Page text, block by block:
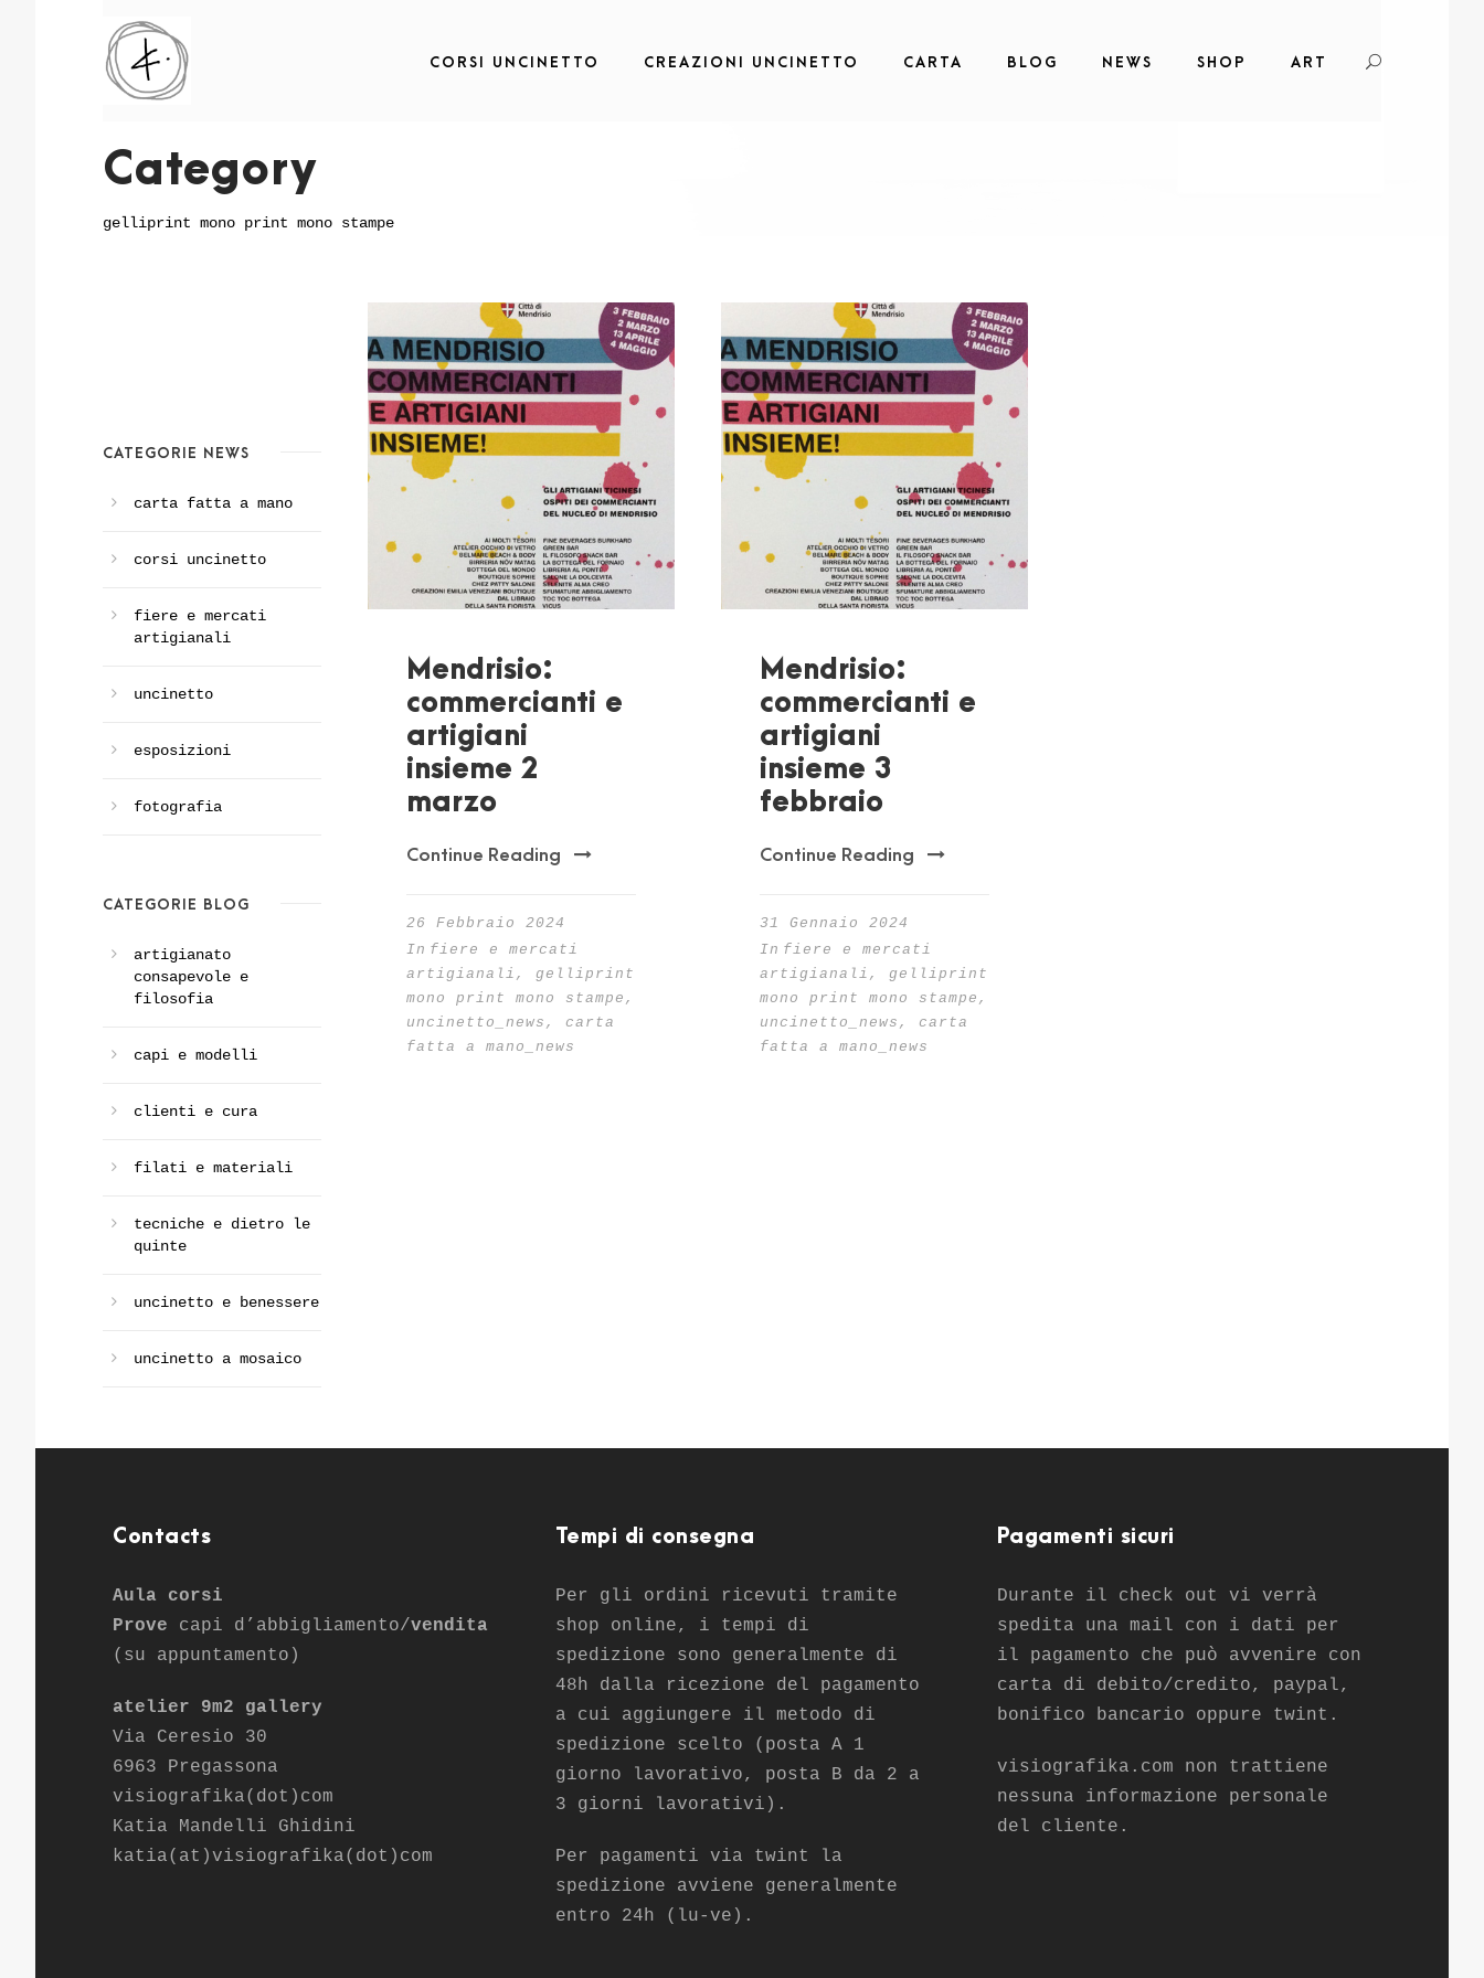
CORSI UNCINETTO CREAZIONI UNCINETTO CARTA BLOG NEWS SHOP ART
Category
gelliprint mono print mono stampe
Mendrisio:
commercianti e
artigiani
insieme 2
marzo
Continue Reading
26 Febbraio 2024
In fiere e mercati
artigianali ,
gelliprint
mono print mono stampe ,
uncinetto_news ,
carta
fatta a mano_news
Mendrisio:
commercianti e
artigiani
insieme 3
febbraio
Continue Reading
31 Gennaio 2024
In fiere e mercati
artigianali ,
gelliprint
mono print mono stampe ,
uncinetto_news ,
carta
fatta a mano_news
CATEGORIE NEWS
carta fatta a mano
corsi uncinetto
fiere e mercati
artigianali
uncinetto
esposizioni
fotografia
CATEGORIE BLOG
artigianato
consapevole e
filosofia
capi e modelli
clienti e cura
filati e materiali
tecniche e dietro le
quinte
uncinetto e benessere
uncinetto a mosaico
Contacts
Aula corsi
Prove capi d’abbigliamento/vendita
(su appuntamento)
atelier 9m2 gallery
Via Ceresio 30
6963 Pregassona
visiografika(dot)com
Katia Mandelli Ghidini
katia(at)visiografika(dot)com
Tempi di consegna
Per gli ordini ricevuti tramite
shop online, i tempi di
spedizione sono generalmente di
48h dalla ricezione del pagamento
a cui aggiungere il metodo di
spedizione scelto (posta A 1
giorno lavorativo, posta B da 2 a
3 giorni lavorativi).
Per pagamenti via twint la
spedizione avviene generalmente
entro 24h (lu-ve).
Pagamenti sicuri
Durante il check out vi verrà
spedita una mail con i dati per
il pagamento che può avvenire con
carta di debito/credito, paypal,
bonifico bancario oppure twint.
visiografika.com non trattiene
nessuna informazione personale
del cliente.